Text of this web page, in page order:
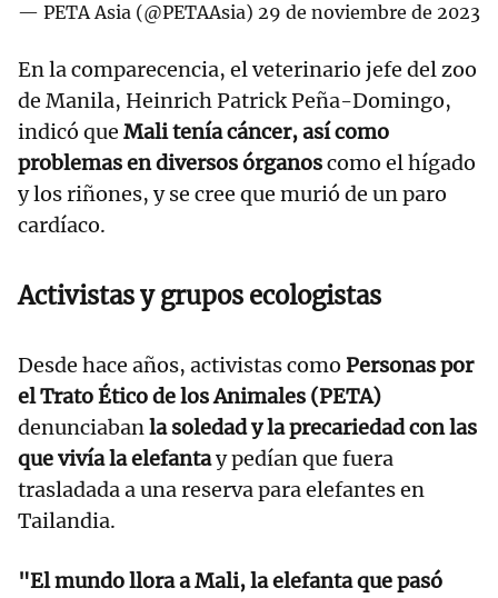
— PETA Asia (@PETAAsia) 29 de noviembre de 2023
En la comparecencia, el veterinario jefe del zoo
de Manila, Heinrich Patrick Peña-Domingo,
indicó que Mali tenía cáncer, así como
problemas en diversos órganoscomo el hígado
y los riñones, y se cree que murió de un paro
cardíaco.
Activistas y grupos ecologistas
Desde hace años, activistas como Personas por
el Trato Ético de los Animales (PETA)
denunciabanla soledad y la precariedad con las
que vivía la elefantay pedían que fuera
trasladada a una reserva para elefantes en
Tailandia.
"El mundo llora a Mali, la elefanta que pasó